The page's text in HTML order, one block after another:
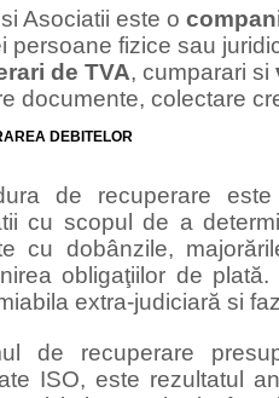
Asociatii este o
persoane fizice sau
de TVA, cumparari si
documente, colectare
DEBITELOR
de recuperare
cu scopul de a
cu dobânzile,
obligaţiilor de
extra-judiciară si
de recuperare
ISO, este rezultatul